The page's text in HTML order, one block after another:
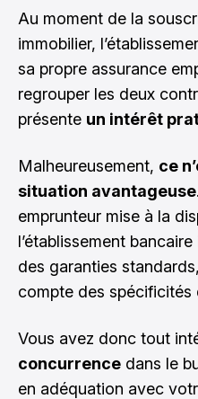
Au moment de la
immobilier,
sa propre assurance
regrouper les deux
présente un intérêt
Malheureusement, ce
situation avantageuse
emprunteur mise à la
l’établissement
des garanties
compte des spécificités
Vous avez donc tout
concurrence dans le
en adéquation avec